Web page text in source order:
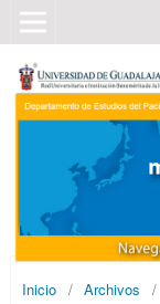
Inicio / Archivos /